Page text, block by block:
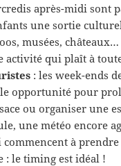
après-midi sont
une sortie
musées,
activité qui plaît à
: les week-ends
opportunité pour
ou organiser une
une météo encore
commencent à
: le timing est idéal !